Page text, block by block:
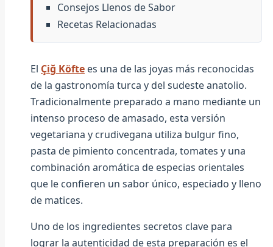
Consejos Llenos de Sabor
Recetas Relacionadas
El Çiğ Köfte es una de las joyas más reconocidas
de la gastronomía turca y del sudeste anatolio.
Tradicionalmente preparado a mano mediante un
intenso proceso de amasado, esta versión
vegetariana y crudivegana utiliza bulgur fino,
pasta de pimiento concentrada, tomates y una
combinación aromática de especias orientales
que le confieren un sabor único, especiado y lleno
de matices.
Uno de los ingredientes secretos clave para
lograr la autenticidad de esta preparación es el